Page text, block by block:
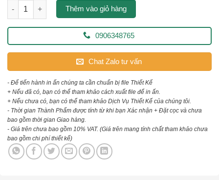
tem uv dtf là gì số lượngThêm vào giỏ hàng
0906348765
Chat Zalo tư vấn
- Để tiến hành in ấn chúng ta cần chuẩn bị file Thiết Kế
+ Nếu đã có, bạn có thể tham khảo cách xuất file để in ấn.
+ Nếu chưa có, bạn có thể tham khảo Dịch Vụ Thiết Kế của chúng tôi.
- Thời gian Thành Phẩm được tính từ khi bạn Xác nhận + Đặt cọc và chưa
bao gồm thời gian Giao hàng.
- Giá trên chưa bao gồm 10% VAT. (Giá trên mang tính chất tham khảo chưa
bao gồm chi phí thiết kế)